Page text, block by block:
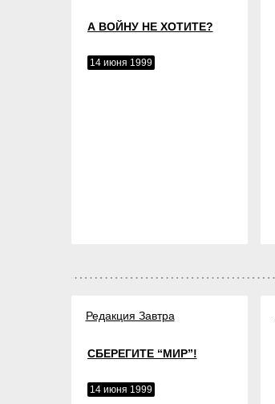
А ВОЙНУ НЕ ХОТИТЕ?
14 июня 1999
Редакция Завтра
СБЕРЕГИТЕ “МИР”!
14 июня 1999